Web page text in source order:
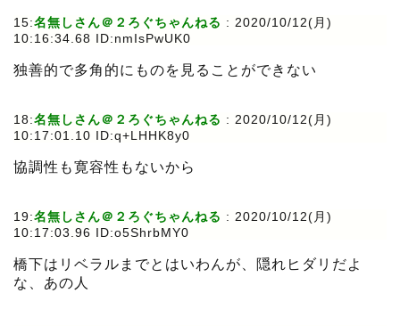
15:名無しさん＠２ろぐちゃんねる : 2020/10/12(月)
10:16:34.68 ID:nmIsPwUK0
独善的で多角的にものを見ることができない
18:名無しさん＠２ろぐちゃんねる : 2020/10/12(月)
10:17:01.10 ID:q+LHHK8y0
協調性も寛容性もないから
19:名無しさん＠２ろぐちゃんねる : 2020/10/12(月)
10:17:03.96 ID:o5ShrbMY0
橋下はリベラルまでとはいわんが、隠れヒダリだよ
な、あの人